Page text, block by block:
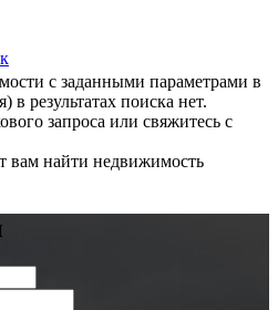
с заданными параметрами в
в результатах поиска нет.
запроса или свяжитесь с
вам найти недвижимость